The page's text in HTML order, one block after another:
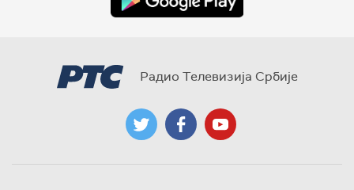
Радио Телевизија Србије